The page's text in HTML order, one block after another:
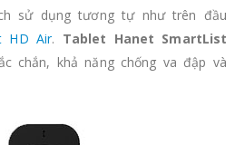
sử dụng tương tự như trên đầu
HD Air. Tablet Hanet SmartList
chắn, khả năng chống va đập và